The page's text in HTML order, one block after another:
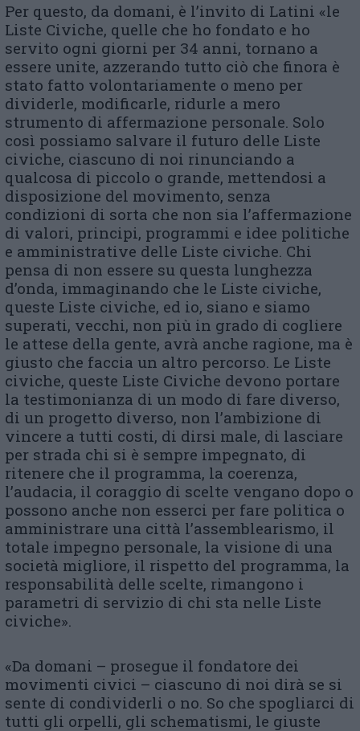
Per questo, da domani, è l’invito di Latini «le
Liste Civiche, quelle che ho fondato e ho
servito ogni giorni per 34 anni, tornano a
essere unite, azzerando tutto ciò che finora è
stato fatto volontariamente o meno per
dividerle, modificarle, ridurle a mero
strumento di affermazione personale. Solo
così possiamo salvare il futuro delle Liste
civiche, ciascuno di noi rinunciando a
qualcosa di piccolo o grande, mettendosi a
disposizione del movimento, senza
condizioni di sorta che non sia l’affermazione
di valori, principi, programmi e idee politiche
e amministrative delle Liste civiche. Chi
pensa di non essere su questa lunghezza
d’onda, immaginando che le Liste civiche,
queste Liste civiche, ed io, siano e siamo
superati, vecchi, non più in grado di cogliere
le attese della gente, avrà anche ragione, ma è
giusto che faccia un altro percorso. Le Liste
civiche, queste Liste Civiche devono portare
la testimonianza di un modo di fare diverso,
di un progetto diverso, non l’ambizione di
vincere a tutti costi, di dirsi male, di lasciare
per strada chi si è sempre impegnato, di
ritenere che il programma, la coerenza,
l’audacia, il coraggio di scelte vengano dopo o
possono anche non esserci per fare politica o
amministrare una città l’assemblearismo, il
totale impegno personale, la visione di una
società migliore, il rispetto del programma, la
responsabilità delle scelte, rimangono i
parametri di servizio di chi sta nelle Liste
civiche».
«Da domani – prosegue il fondatore dei
movimenti civici – ciascuno di noi dirà se si
sente di condividerli o no. So che spogliarci di
tutti gli orpelli, gli schematismi, le giuste